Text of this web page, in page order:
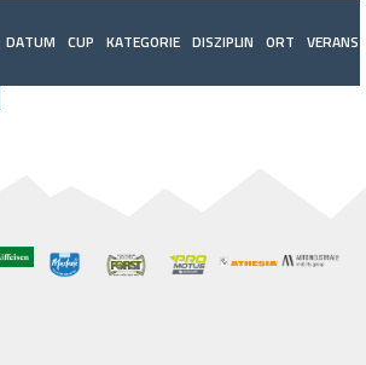
DATUM CUP KATEGORIE DISZIPLIN ORT